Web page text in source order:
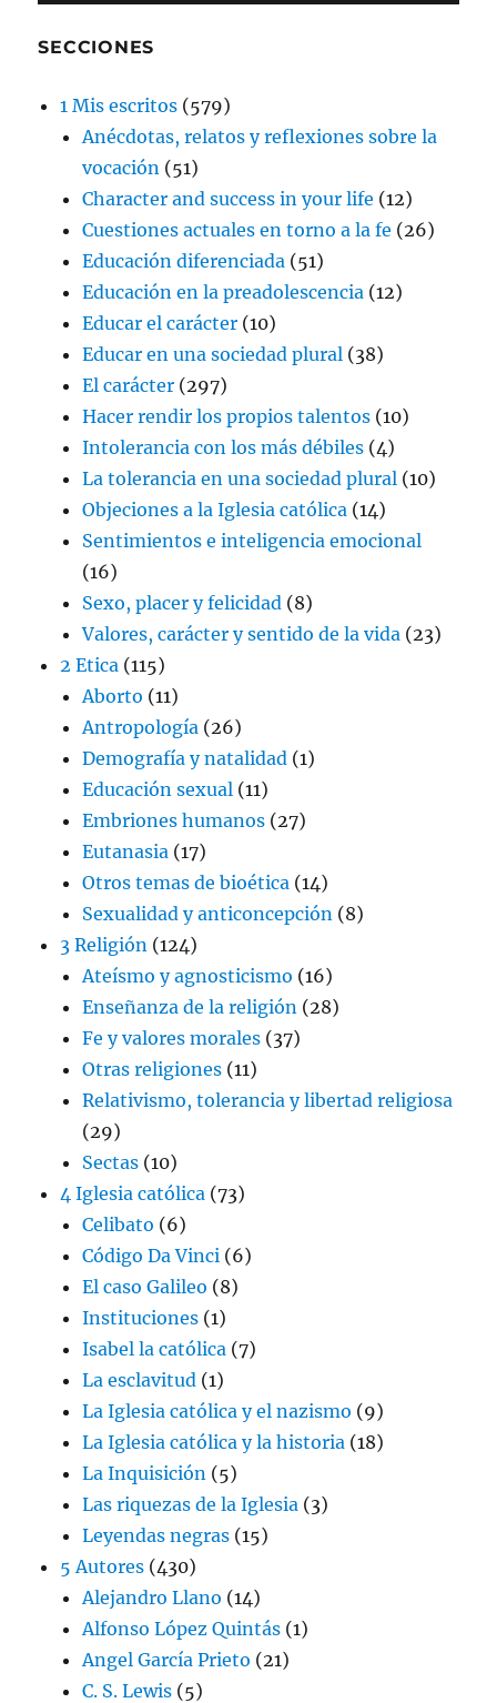
SECCIONES
1 Mis escritos (579)
Anécdotas, relatos y reflexiones sobre la
vocación (51)
Character and success in your life (12)
Cuestiones actuales en torno a la fe (26)
Educación diferenciada (51)
Educación en la preadolescencia (12)
Educar el carácter (10)
Educar en una sociedad plural (38)
El carácter (297)
Hacer rendir los propios talentos (10)
Intolerancia con los más débiles (4)
La tolerancia en una sociedad plural (10)
Objeciones a la Iglesia católica (14)
Sentimientos e inteligencia emocional
(16)
Sexo, placer y felicidad (8)
Valores, carácter y sentido de la vida (23)
2 Etica (115)
Aborto (11)
Antropología (26)
Demografía y natalidad (1)
Educación sexual (11)
Embriones humanos (27)
Eutanasia (17)
Otros temas de bioética (14)
Sexualidad y anticoncepción (8)
3 Religión (124)
Ateísmo y agnosticismo (16)
Enseñanza de la religión (28)
Fe y valores morales (37)
Otras religiones (11)
Relativismo, tolerancia y libertad religiosa
(29)
Sectas (10)
4 Iglesia católica (73)
Celibato (6)
Código Da Vinci (6)
El caso Galileo (8)
Instituciones (1)
Isabel la católica (7)
La esclavitud (1)
La Iglesia católica y el nazismo (9)
La Iglesia católica y la historia (18)
La Inquisición (5)
Las riquezas de la Iglesia (3)
Leyendas negras (15)
5 Autores (430)
Alejandro Llano (14)
Alfonso López Quintás (1)
Angel García Prieto (21)
C. S. Lewis (5)